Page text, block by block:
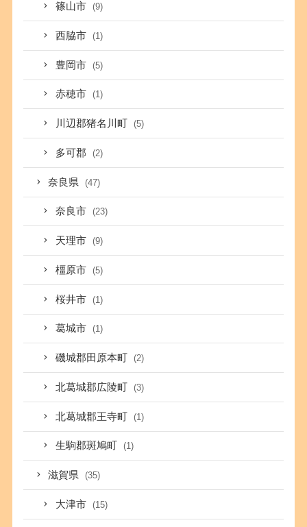
篠山市 (9)
西脇市 (1)
豊岡市 (5)
赤穂市 (1)
川辺郡猪名川町 (5)
多可郡 (2)
奈良県 (47)
奈良市 (23)
天理市 (9)
橿原市 (5)
桜井市 (1)
葛城市 (1)
磯城郡田原本町 (2)
北葛城郡広陵町 (3)
北葛城郡王寺町 (1)
生駒郡斑鳩町 (1)
滋賀県 (35)
大津市 (15)